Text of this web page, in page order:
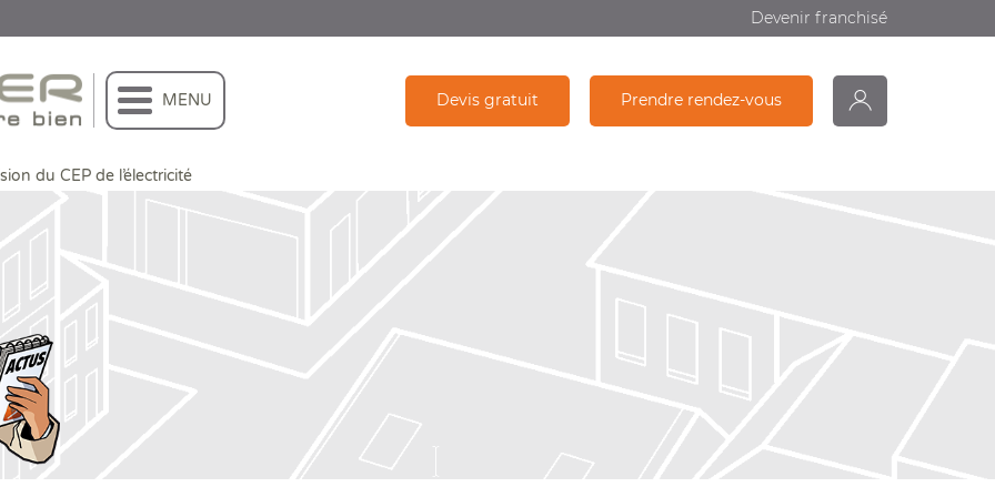
Devenir franchisé
MENU Devis gratuit Prendre rendez-vous
du CEP de l’électricité
du CEP de l’électricité